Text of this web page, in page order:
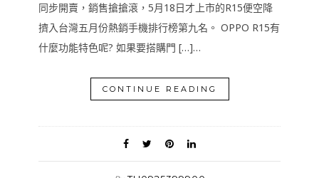
同步開賣，銷售搶搶滾，5月18日才上市的R15便空降
擠入台灣五月份熱銷手機排行榜第九名。 OPPO R15有
什麼功能特色呢? 如果要搭購門 […]…
CONTINUE READING